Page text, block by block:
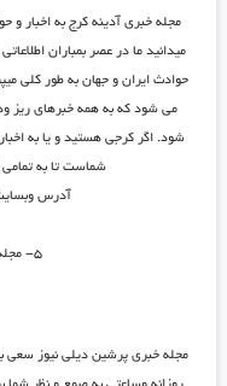
مجله خبری آدینه کرج به اخبار
میدانید ما در عصر بمباران
حوادث ایران و جهان به طور کلی
می شود که به همه خبرهای ریز
شود. اگر کرجی هستید و یا به
شماست تا به
آدرس
۵- مجله خبری پرشین دیلی نیوز
مجله خبری پرشین دیلی نیوز سعی